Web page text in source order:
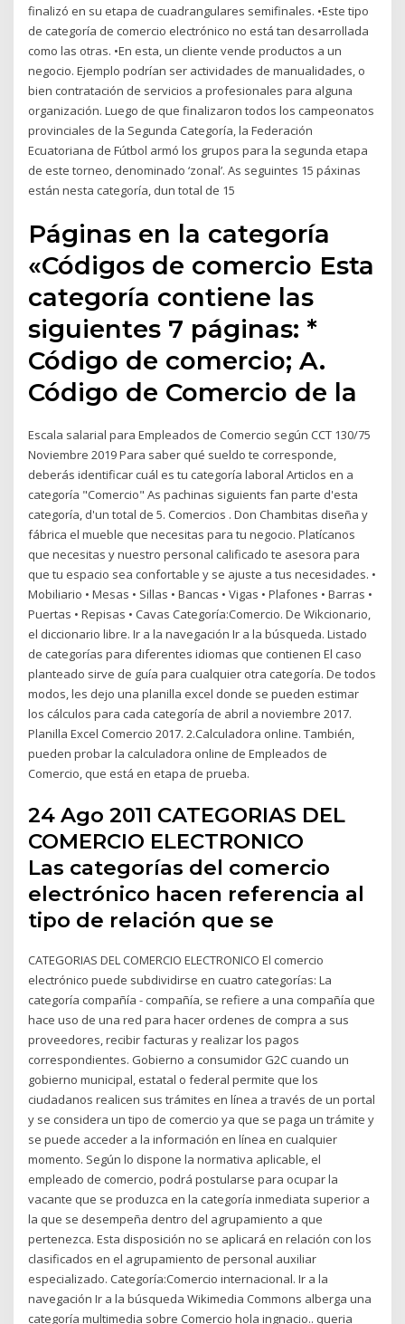
finalizó en su etapa de cuadrangulares semifinales. •Este tipo
de categoría de comercio electrónico no está tan desarrollada
como las otras. •En esta, un cliente vende productos a un
negocio. Ejemplo podrían ser actividades de manualidades, o
bien contratación de servicios a profesionales para alguna
organización. Luego de que finalizaron todos los campeonatos
provinciales de la Segunda Categoría, la Federación
Ecuatoriana de Fútbol armó los grupos para la segunda etapa
de este torneo, denominado ‘zonal’. As seguintes 15 páxinas
están nesta categoría, dun total de 15
Páginas en la categoría
«Códigos de comercio Esta
categoría contiene las
siguientes 7 páginas: *
Código de comercio; A.
Código de Comercio de la
Escala salarial para Empleados de Comercio según CCT 130/75
Noviembre 2019 Para saber qué sueldo te corresponde,
deberás identificar cuál es tu categoría laboral Articlos en a
categoría "Comercio" As pachinas siguients fan parte d'esta
categoría, d'un total de 5. Comercios . Don Chambitas diseña y
fábrica el mueble que necesitas para tu negocio. Platícanos
que necesitas y nuestro personal calificado te asesora para
que tu espacio sea confortable y se ajuste a tus necesidades. •
Mobiliario • Mesas • Sillas • Bancas • Vigas • Plafones • Barras •
Puertas • Repisas • Cavas Categoría:Comercio. De Wikcionario,
el diccionario libre. Ir a la navegación Ir a la búsqueda. Listado
de categorías para diferentes idiomas que contienen El caso
planteado sirve de guía para cualquier otra categoría. De todos
modos, les dejo una planilla excel donde se pueden estimar
los cálculos para cada categoría de abril a noviembre 2017.
Planilla Excel Comercio 2017. 2.Calculadora online. También,
pueden probar la calculadora online de Empleados de
Comercio, que está en etapa de prueba.
24 Ago 2011 CATEGORIAS DEL
COMERCIO ELECTRONICO
Las categorías del comercio
electrónico hacen referencia al
tipo de relación que se
CATEGORIAS DEL COMERCIO ELECTRONICO El comercio
electrónico puede subdividirse en cuatro categorías: La
categoría compañía - compañía, se refiere a una compañía que
hace uso de una red para hacer ordenes de compra a sus
proveedores, recibir facturas y realizar los pagos
correspondientes. Gobierno a consumidor G2C cuando un
gobierno municipal, estatal o federal permite que los
ciudadanos realicen sus trámites en línea a través de un portal
y se considera un tipo de comercio ya que se paga un trámite y
se puede acceder a la información en línea en cualquier
momento. Según lo dispone la normativa aplicable, el
empleado de comercio, podrá postularse para ocupar la
vacante que se produzca en la categoría inmediata superior a
la que se desempeña dentro del agrupamiento a que
pertenezca. Esta disposición no se aplicará en relación con los
clasificados en el agrupamiento de personal auxiliar
especializado. Categoría:Comercio internacional. Ir a la
navegación Ir a la búsqueda Wikimedia Commons alberga una
categoría multimedia sobre Comercio hola ingnacio.. queria